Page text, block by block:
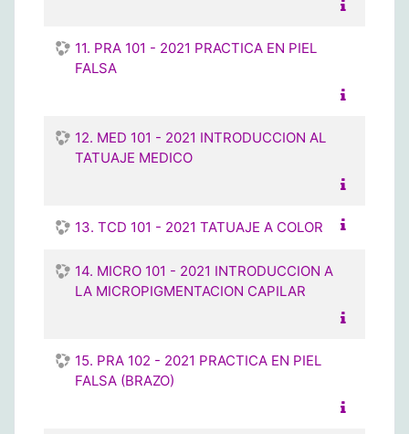
11. PRA 101 - 2021 PRACTICA EN PIEL
FALSA
12. MED 101 - 2021 INTRODUCCION AL
TATUAJE MEDICO
13. TCD 101 - 2021 TATUAJE A COLOR
14. MICRO 101 - 2021 INTRODUCCION A
LA MICROPIGMENTACION CAPILAR
15. PRA 102 - 2021 PRACTICA EN PIEL
FALSA (BRAZO)